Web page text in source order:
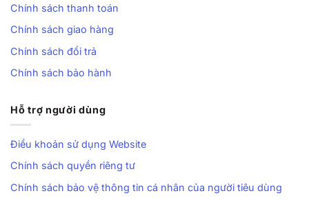
Chính sách thanh toán
Chính sách giao hàng
Chính sách đổi trả
Chính sách bảo hành
Hỗ trợ người dùng
Điều khoản sử dụng Website
Chính sách quyền riêng tư
Chính sách bảo vệ thông tin cá nhân của người tiêu dùng